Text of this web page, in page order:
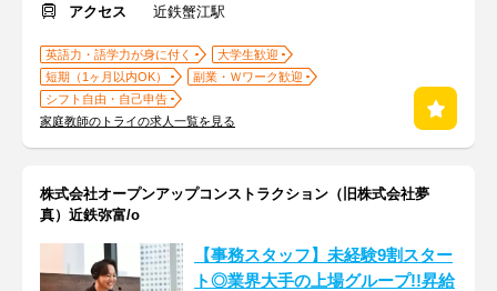
アクセス
近鉄蟹江駅
英語力・語学力が身に付く
大学生歓迎
短期（1ヶ月以内OK）
副業・Ｗワーク歓迎
シフト自由・自己申告
家庭教師のトライの求人一覧を見る
株式会社オープンアップコンストラクション（旧株式会社夢
真）近鉄弥富/o
【事務スタッフ】未経験9割スター
ト◎業界大手の上場グループ!!昇給